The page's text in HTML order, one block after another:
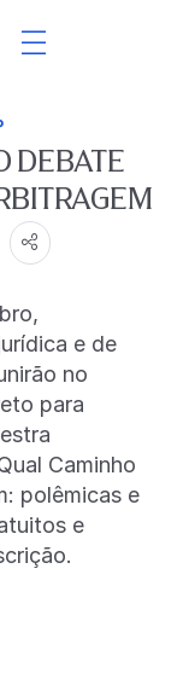
DEBATE
e de
no
para
Caminho
polêmicas e
e